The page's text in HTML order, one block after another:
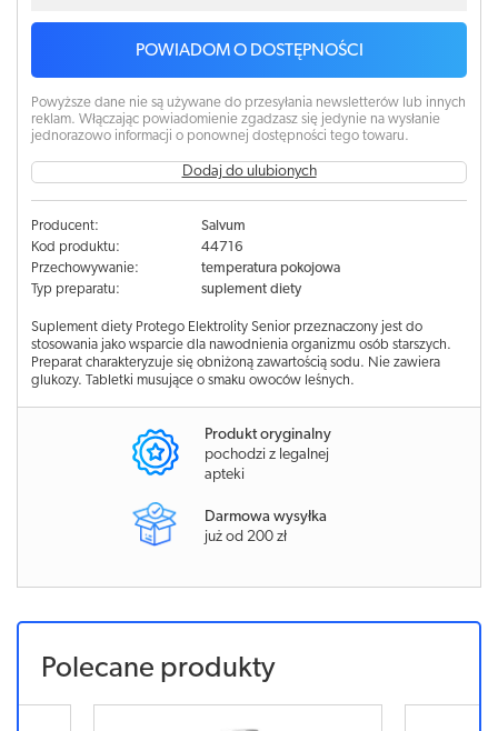
POWIADOM O DOSTĘPNOŚCI
Powyższe dane nie są używane do przesyłania newsletterów lub innych
reklam. Włączając powiadomienie zgadzasz się jedynie na wysłanie
jednorazowo informacji o ponownej dostępności tego towaru.
Dodaj do ulubionych
Producent:
Salvum
Kod produktu:
44716
Przechowywanie:
temperatura pokojowa
Typ preparatu:
suplement diety
Suplement diety Protego Elektrolity Senior przeznaczony jest do
stosowania jako wsparcie dla nawodnienia organizmu osób starszych.
Preparat charakteryzuje się obniżoną zawartością sodu. Nie zawiera
glukozy. Tabletki musujące o smaku owoców leśnych.
Produkt oryginalny
pochodzi z legalnej
apteki
Darmowa wysyłka
już od 200 zł
Polecane produkty